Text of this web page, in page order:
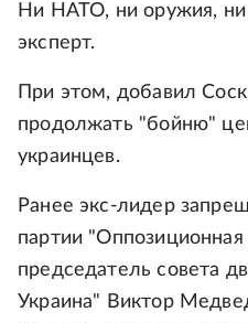
Ни НАТО, ни оружия, ни
эксперт.
При этом, добавил
продолжать "бойню"
украинцев.
Ранее экс-лидер
партии
председатель совета
Украина" Виктор